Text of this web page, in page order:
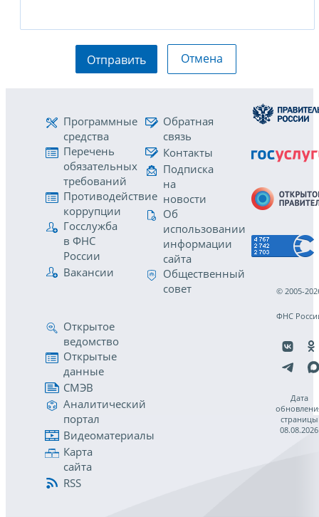
Отправить Отмена
Программные
средства
Перечень
обязательных
требований
Противодействие
коррупции
Госслужба
в ФНС
России
Вакансии
Обратная
связь
Контакты
Подписка
на
новости
Об
использовании
информации
сайта
Общественный
совет
Открытое
ведомство
Открытые
данные
СМЭВ
Аналитический
портал
Видеоматериалы
Карта
сайта
RSS
© 2005-
ФНС
Дата
страницы
08.08.2026